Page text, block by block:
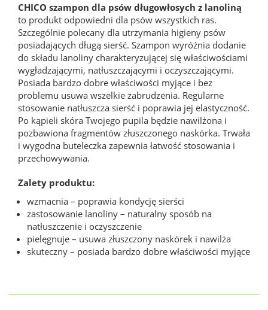
CHICO szampon dla psów długowłosych z lanoliną
to produkt odpowiedni dla psów wszystkich ras.
Szczególnie polecany dla utrzymania higieny psów
posiadających długą sierść. Szampon wyróżnia dodanie
do składu lanoliny charakteryzującej się właściwościami
wygładzającymi, natłuszczającymi i oczyszczającymi.
Posiada bardzo dobre właściwości myjące i bez
problemu usuwa wszelkie zabrudzenia. Regularne
stosowanie natłuszcza sierść i poprawia jej elastyczność.
Po kąpieli skóra Twojego pupila będzie nawilżona i
pozbawiona fragmentów złuszczonego naskórka. Trwała
i wygodna buteleczka zapewnia łatwość stosowania i
przechowywania.
Zalety produktu:
wzmacnia – poprawia kondycję sierści
zastosowanie lanoliny – naturalny sposób na
natłuszczenie i oczyszczenie
pielęgnuje – usuwa złuszczony naskórek i nawilża
skuteczny – posiada bardzo dobre właściwości myjące